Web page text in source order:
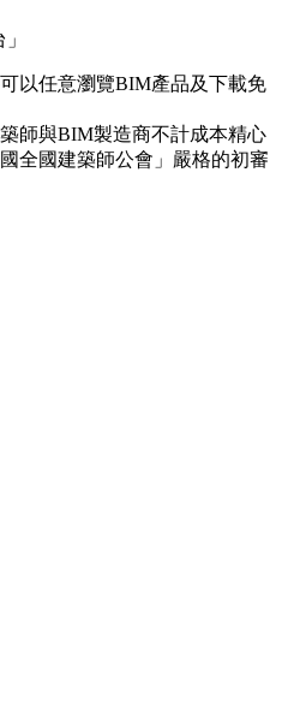
以任意瀏覽BIM產品及下載免
師與BIM製造商不計成本精心
全國建築師公會」嚴格的初審